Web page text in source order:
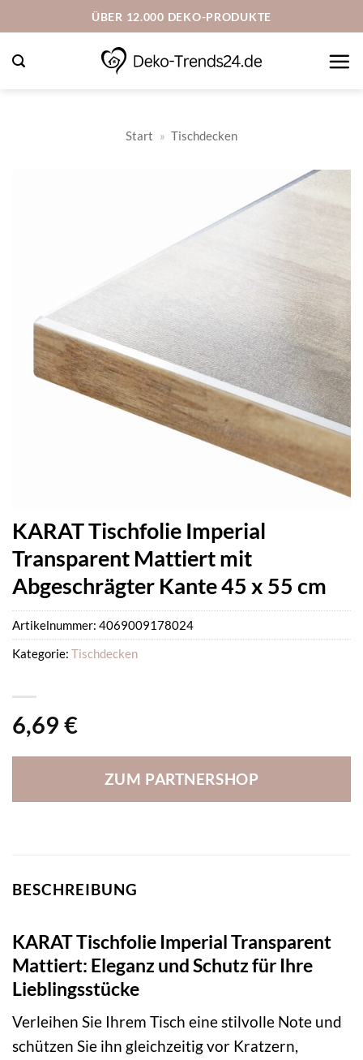
Inhalt
springen
ÜBER 12.000 DEKO-PRODUKTE
Start » Tischdecken
KARAT Tischfolie Imperial
Transparent Mattiert mit
Abgeschrägter Kante 45 x 55 cm
6,69 €
ZUM PARTNERSHOP
Artikelnummer: 4069009178024
Kategorie: Tischdecken
BESCHREIBUNG
KARAT Tischfolie Imperial Transparent
Mattiert: Eleganz und Schutz für Ihre
Lieblingsstücke
Verleihen Sie Ihrem Tisch eine stilvolle Note und
schützen Sie ihn gleichzeitig vor Kratzern,